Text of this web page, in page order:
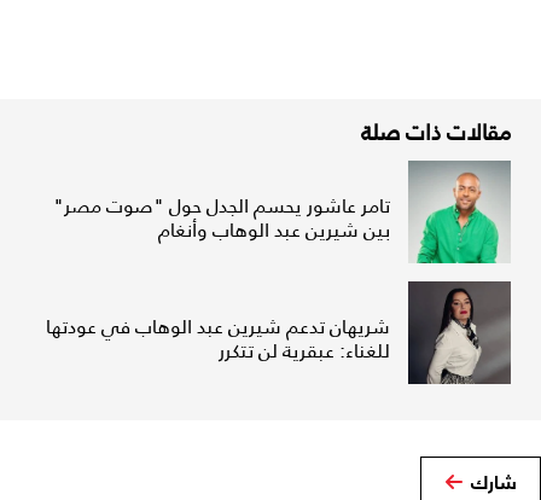
مقالات ذات صلة
تامر عاشور يحسم الجدل حول "صوت مصر"
بين شيرين عبد الوهاب وأنغام
شريهان تدعم شيرين عبد الوهاب في عودتها
للغناء: عبقرية لن تتكرر
شارك